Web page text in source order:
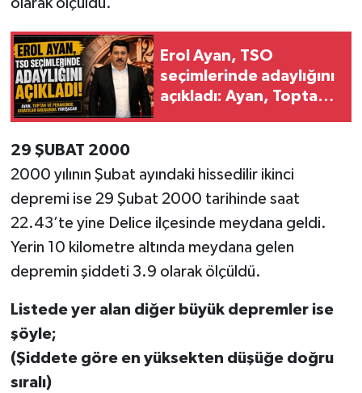
Erol Ayan, TSO
seçimlerinde adaylığını
açıkladı: Ayan, Toptan
29 ŞUBAT 2000
2000 yılının Şubat ayındaki hissedilir ikinci
depremi ise 29 Şubat 2000 tarihinde saat
22.43’te yine Delice ilçesinde meydana geldi.
Yerin 10 kilometre altında meydana gelen
depremin şiddeti 3.9 olarak ölçüldü.
Listede yer alan diğer büyük depremler ise
şöyle;
(Şiddete göre en yüksekten düşüğe doğru
sıralı)